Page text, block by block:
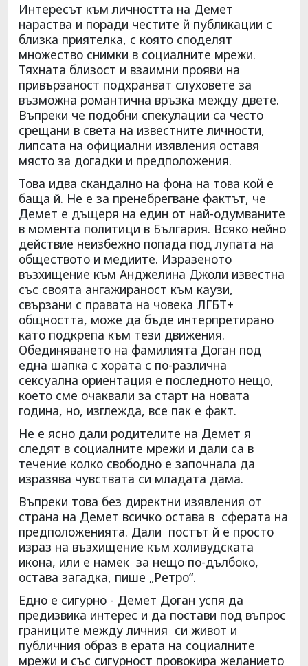
Интересът към личността на Демет
нараства и поради честите й публикации с
близка приятелка, с която споделят
множество снимки в социалните мрежи.
Тяхната близост и взаимни прояви на
привързаност подхранват слуховете за
възможна романтична връзка между двете.
Въпреки че подобни спекулации са често
срещани в света на известните личности,
липсата на официални изявления оставя
място за догадки и предположения.
Това идва скандално на фона на това кой е
баща й. Не е за пренебрегване фактът, че
Демет е дъщеря на един от най-одумваните
в момента политици в България. Всяко нейно
действие неизбежно попада под лупата на
обществото и медиите. Изразеното
възхищение към Анджелина Джоли известна
със своята ангажираност към каузи,
свързани с правата на човека ЛГБТ+
общността, може да бъде интерпретирано
като подкрепа към тези движения.
Обединяването на фамилията Доган под
една шапка с хората с по-различна
сексуална ориентация е последното нещо,
което сме очаквали за старт на новата
година, но, изглежда, все пак е факт.
Не е ясно дали родителите на Демет я
следят в социалните мрежи и дали са в
течение колко свободно е започнала да
изразява чувствата си младата дама.
Въпреки това без директни изявления от
страна на Демет всичко остава в сферата на
предположенията. Дали постът й е просто
израз на възхищение към холивудската
икона, или е намек за нещо по-дълбоко,
остава загадка, пише „Ретро“.
Едно е сигурно - Демет Доган успя да
предизвика интерес и да постави под въпрос
границите между личния си живот и
публичния образ в ерата на социалните
мрежи и със сигурност провокира желанието